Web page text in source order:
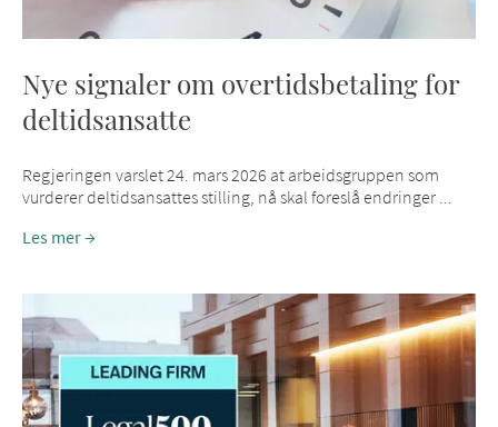
Nye signaler om overtidsbetaling for
deltidsansatte
Regjeringen varslet 24. mars 2026 at arbeidsgruppen som
vurderer deltidsansattes stilling, nå skal foreslå endringer ...
Les mer